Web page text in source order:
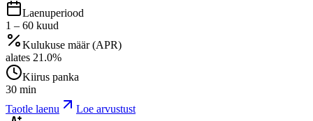
Laenuperiood
1 – 60 kuud
Kulukuse määr (APR)
alates 21.0%
Kiirus panka
30 min
Taotle laenu
Loe arvustust